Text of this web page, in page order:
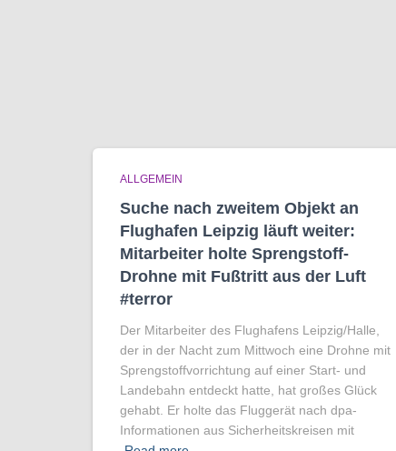
ALLGEMEIN
Suche nach zweitem Objekt an
Flughafen Leipzig läuft weiter:
Mitarbeiter holte Sprengstoff-
Drohne mit Fußtritt aus der Luft
#terror
Der Mitarbeiter des Flughafens Leipzig/Halle,
der in der Nacht zum Mittwoch eine Drohne mit
Sprengstoffvorrichtung auf einer Start- und
Landebahn entdeckt hatte, hat großes Glück
gehabt. Er holte das Fluggerät nach dpa-
Informationen aus Sicherheitskreisen mit